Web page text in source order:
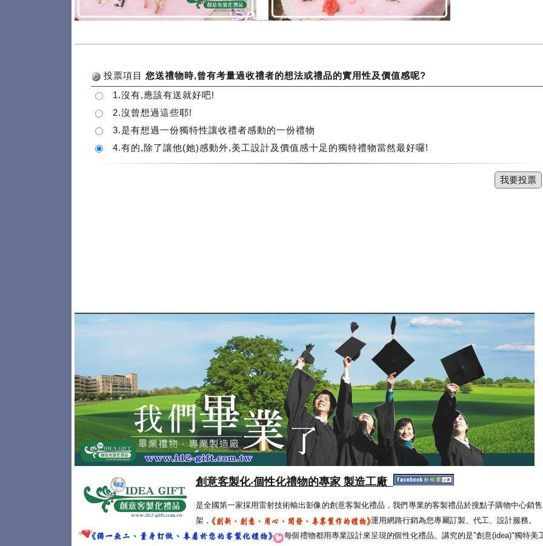
.....
創意客製化‧個性化禮物的專家 製造工廠
是全國第一家採用雷射技術輸出影像的創意客製化禮品，我們專業的客製禮品於搜點子購物中心銷
架，
運用網路行銷為您專屬訂製、代工、設計服務。
每個禮物都用專業設計來呈現的個性化禮品。講究的是"創意(idea)"獨特美